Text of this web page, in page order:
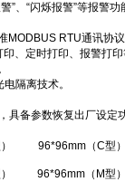
、“闪烁报警”等报警功
RTU通讯协议
、定时打印、报警打印
隔离技术。
备参数恢复出厂设定功
96*96mm（C型）
96*96mm（M型）